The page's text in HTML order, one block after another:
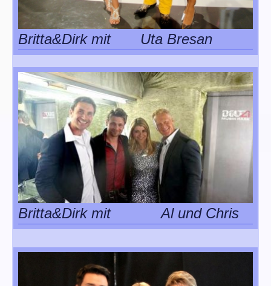
Britta&Dirk mit Uta Bresan
Britta&Dirk mit Al und Chris